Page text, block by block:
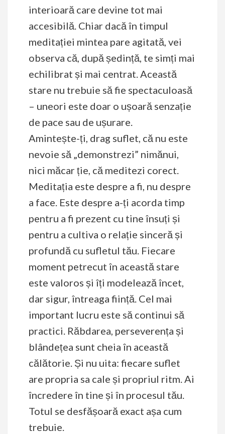
interioară care devine tot mai
accesibilă. Chiar dacă în timpul
meditației mintea pare agitată, vei
observa că, după ședință, te simți mai
echilibrat și mai centrat. Această
stare nu trebuie să fie spectaculoasă
– uneori este doar o ușoară senzație
de pace sau de ușurare.
Amintește-ți, drag suflet, că nu este
nevoie să „demonstrezi” nimănui,
nici măcar ție, că meditezi corect.
Meditația este despre a fi, nu despre
a face. Este despre a-ți acorda timp
pentru a fi prezent cu tine însuți și
pentru a cultiva o relație sinceră și
profundă cu sufletul tău. Fiecare
moment petrecut în această stare
este valoros și îți modelează încet,
dar sigur, întreaga ființă. Cel mai
important lucru este să continui să
practici. Răbdarea, perseverența și
blândețea sunt cheia în această
călătorie. Și nu uita: fiecare suflet
are propria sa cale și propriul ritm. Ai
încredere în tine și în procesul tău.
Totul se desfășoară exact așa cum
trebuie.